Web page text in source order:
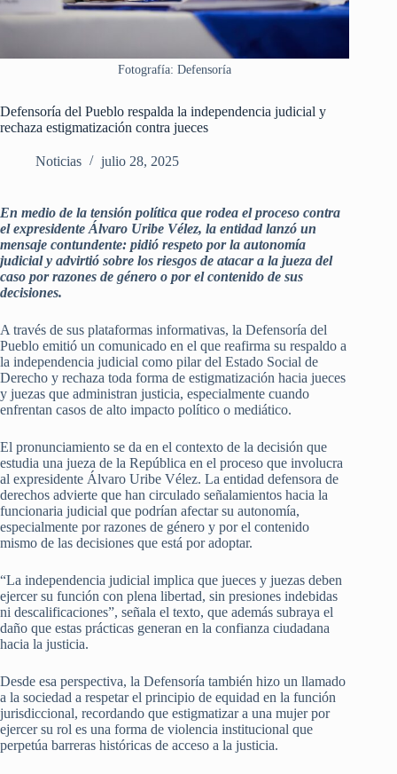
Fotografía: Defensoría
Defensoría del Pueblo respalda la independencia judicial y
rechaza estigmatización contra jueces
Noticias julio 28, 2025
En medio de la tensión política que rodea el proceso contra
el expresidente Álvaro Uribe Vélez, la entidad lanzó un
mensaje contundente: pidió respeto por la autonomía
judicial y advirtió sobre los riesgos de atacar a la jueza del
caso por razones de género o por el contenido de sus
decisiones.
A través de sus plataformas informativas, la Defensoría del
Pueblo emitió un comunicado en el que reafirma su respaldo a
la independencia judicial como pilar del Estado Social de
Derecho y rechaza toda forma de estigmatización hacia jueces
y juezas que administran justicia, especialmente cuando
enfrentan casos de alto impacto político o mediático.
El pronunciamiento se da en el contexto de la decisión que
estudia una jueza de la República en el proceso que involucra
al expresidente Álvaro Uribe Vélez. La entidad defensora de
derechos advierte que han circulado señalamientos hacia la
funcionaria judicial que podrían afectar su autonomía,
especialmente por razones de género y por el contenido
mismo de las decisiones que está por adoptar.
“La independencia judicial implica que jueces y juezas deben
ejercer su función con plena libertad, sin presiones indebidas
ni descalificaciones”, señala el texto, que además subraya el
daño que estas prácticas generan en la confianza ciudadana
hacia la justicia.
Desde esa perspectiva, la Defensoría también hizo un llamado
a la sociedad a respetar el principio de equidad en la función
jurisdiccional, recordando que estigmatizar a una mujer por
ejercer su rol es una forma de violencia institucional que
perpetúa barreras históricas de acceso a la justicia.